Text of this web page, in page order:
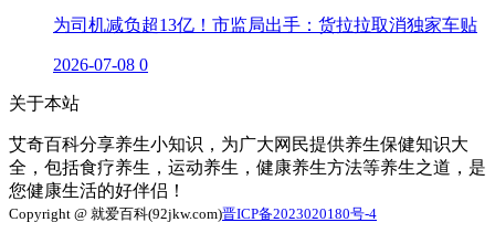
为司机减负超13亿！市监局出手：货拉拉取消独家车贴
2026-07-08 0
关于本站
艾奇百科分享养生小知识，为广大网民提供养生保健知识大
全，包括食疗养生，运动养生，健康养生方法等养生之道，是
您健康生活的好伴侣！
Copyright @ 就爱百科(92jkw.com)晋ICP备2023020180号-4